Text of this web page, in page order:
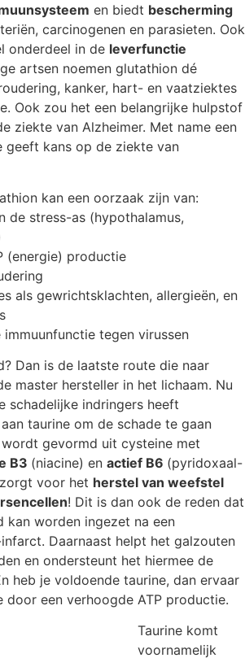
en biedt bescherming
carcinogenen en parasieten. Ook
onderdeel in de leverfunctie
artsen noemen glutathion dé
kanker, hart- en vaatziektes
Ook zou het een belangrijke hulpstof
ziekte van Alzheimer. Met name een
geeft kans op de ziekte van
kan een oorzaak zijn van:
de stress-as (hypothalamus,
(energie) productie
als gewrichtsklachten, allergieën, en
tegen virussen
Dan is de laatste route die naar
master hersteller in het lichaam. Nu
schadelijke indringers heeft
taurine om de schade te gaan
wordt gevormd uit cysteine met
B3 (niacine) en actief B6 (pyridoxaal-
voor het herstel van weefstel
! Dit is dan ook de reden dat
kan worden ingezet na een
Daarnaast helpt het galzouten
en ondersteunt het hiermee de
heb je voldoende taurine, dan ervaar
door een verhoogde ATP productie.
Taurine komt
voornamelijk